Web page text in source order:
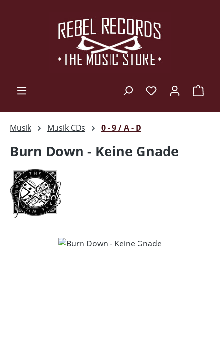
Musik Musik CDs 0 - 9 / A - D
Burn Down - Keine Gnade
Bildergalerie überspringen